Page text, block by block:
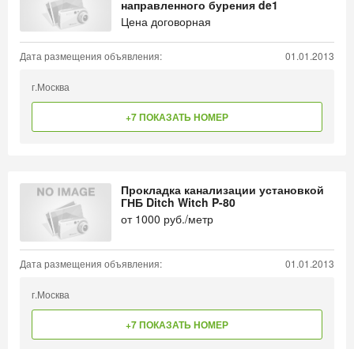
направленного бурения de1
Цена договорная
Дата размещения объявления: 01.01.2013
г.Москва
+7 ПОКАЗАТЬ НОМЕР
Прокладка канализации установкой
ГНБ Ditch Witch P-80
от 1000 руб./метр
Дата размещения объявления: 01.01.2013
г.Москва
+7 ПОКАЗАТЬ НОМЕР